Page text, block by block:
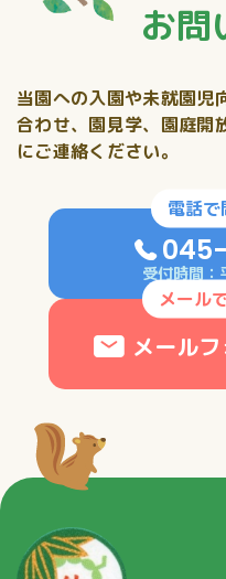
お問
当園への入園や未就園児
合わせ、 園見学、園庭開
にご連絡ください。
電話で
受付時間
メール
メール